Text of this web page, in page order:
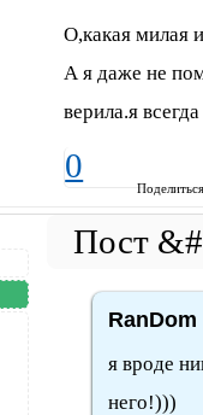
О,какая милая
А я даже не
верила.я
0
я вроде
него!)))